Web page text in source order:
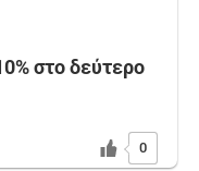
στο δεύτερο
0